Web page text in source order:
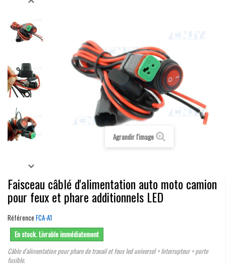
ACCUEIL
Agrandir l'image
Faisceau câblé d'alimentation auto moto camion
pour feux et phare additionnels LED
Référence FCA-A1
En stock. Livrable immédiatement
Câble d'alimentation pour phare de travail et feux led universel + Interrupteur + porte
fusible.